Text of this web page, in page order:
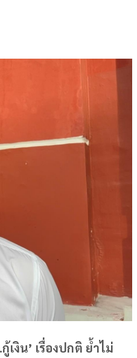
งิน’ เรื่องปกติ ย้ำไม่